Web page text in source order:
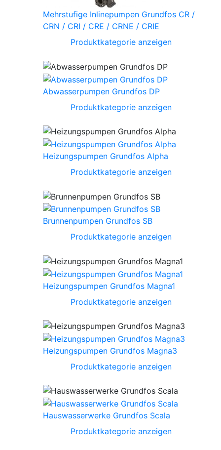
Mehrstufige Inlinepumpen Grundfos CR /
CRN / CRI / CRE / CRNE / CRIE
Produktkategorie anzeigen
Abwasserpumpen Grundfos DP
Produktkategorie anzeigen
Heizungspumpen Grundfos Alpha
Produktkategorie anzeigen
Brunnenpumpen Grundfos SB
Produktkategorie anzeigen
Heizungspumpen Grundfos Magna1
Produktkategorie anzeigen
Heizungspumpen Grundfos Magna3
Produktkategorie anzeigen
Hauswasserwerke Grundfos Scala
Produktkategorie anzeigen